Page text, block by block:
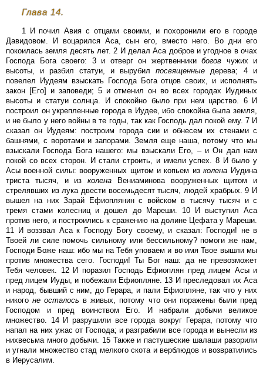
Глава 14.
1 И почил Авия с отцами своими, и похоронили его в городе
Давидовом. И воцарился Аса, сын его, вместо него. Во дни его
покоилась земля десять лет. 2 И делал Аса доброе и угодное в очах
Господа Бога своего: 3 и отверг он жертвенники богов чужих и
высоты, и разбил статуи, и вырубил посвященные дерева; 4 и
повелел Иудеям взыскать Господа Бога отцов своих, и исполнять
закон [Его] и заповеди; 5 и отменил он во всех городах Иудиных
высоты и статуи солнца. И спокойно было при нем царство. 6 И
построил он укрепленные города в Иудее, ибо спокойна была земля,
и не было у него войны в те годы, так как Господь дал покой ему. 7 И
сказал он Иудеям: построим города сии и обнесем их стенами с
башнями, с воротами и запорами. Земля еще наша, потому что мы
взыскали Господа Бога нашего: мы взыскали Его, – и Он дал нам
покой со всех сторон. И стали строить, и имели успех. 8 И было у
Асы военной силы: вооруженных щитом и копьем из колена Иудина
триста тысяч, и из колена Вениаминова вооруженных щитом и
стрелявших из лука двести восемьдесят тысяч, людей храбрых. 9 И
вышел на них Зарай Ефиоплянин с войском в тысячу тысяч и с
тремя стами колесниц и дошел до Мареши. 10 И выступил Аса
против него, и построились к сражению на долине Цефата у Мареши.
11 И воззвал Аса к Господу Богу своему, и сказал: Господи! не в
Твоей ли силе помочь сильному или бессильному? помоги же нам,
Господи Боже наш: ибо мы на Тебя уповаем и во имя Твое вышли мы
против множества сего. Господи! Ты Бог наш: да не превозможет
Тебя человек. 12 И поразил Господь Ефиоплян пред лицем Асы и
пред лицем Иуды, и побежали Ефиопляне. 13 И преследовал их Аса
и народ, бывший с ним, до Герара, и пали Ефиопляне, так что у них
никого не осталось в живых, потому что они поражены были пред
Господом и пред воинством Его. И набрали добычи великое
множество. 14 И разрушили все города вокруг Герара, потому что
напал на них ужас от Господа; и разграбили все города и вынесли из
нихвесьма много добычи. 15 Также и пастушеские шалаши разорили
и угнали множество стад мелкого скота и верблюдов и возвратились
в Иерусалим.